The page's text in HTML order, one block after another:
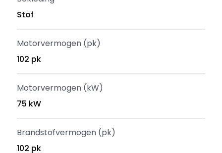
Stof
Motorvermogen (pk)
102 pk
Motorvermogen (kW)
75 kW
Brandstofvermogen (pk)
102 pk